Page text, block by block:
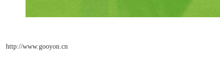
http://www.gooyon.cn